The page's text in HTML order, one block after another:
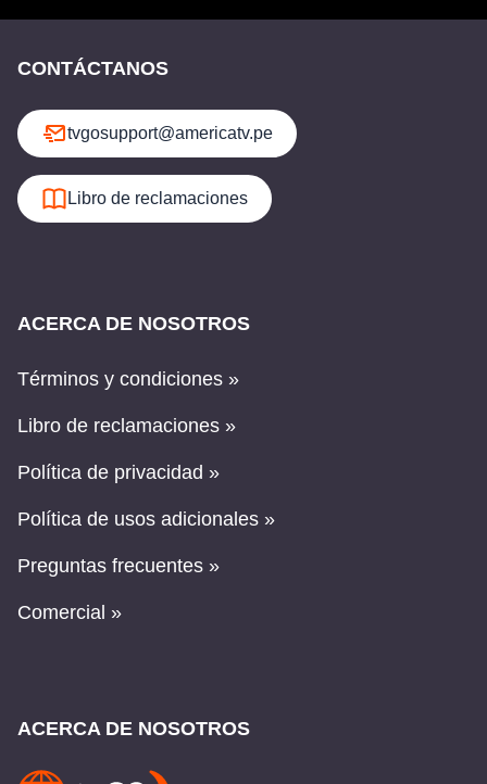
CONTÁCTANOS
tvgosupport@americatv.pe
Libro de reclamaciones
ACERCA DE NOSOTROS
Términos y condiciones »
Libro de reclamaciones »
Política de privacidad »
Política de usos adicionales »
Preguntas frecuentes »
Comercial »
ACERCA DE NOSOTROS